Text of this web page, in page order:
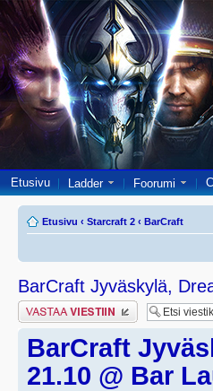
Etusivu Ladder Foorumi
Etusivu ‹ Starcraft 2 ‹ BarCraft
BarCraft Jyväskylä,
Lähetä vastaus
BarCraft
21.10 @ Bar